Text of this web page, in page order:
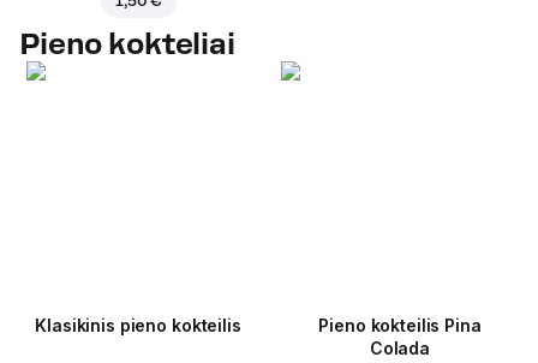
Pieno kokteliai
Klasikinis pieno kokteilis
Pieno kokteilis Pina
Colada